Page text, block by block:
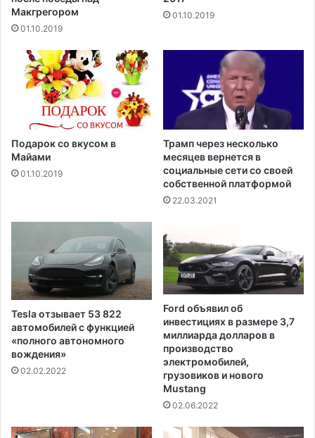
Макгрегором‍
01.10.2019
01.10.2019
Подарок со вкусом в
Майами
01.10.2019
Трамп через несколько
месяцев вернется в
социальные сети со своей
собственной платформой
22.03.2021
Tesla отзывает 53 822
автомобилей с функцией
«полного автономного
вождения»
02.02.2022
Ford объявил об
инвестициях в размере 3,7
миллиарда долларов в
производство
электромобилей,
грузовиков и нового
Mustang
02.06.2022